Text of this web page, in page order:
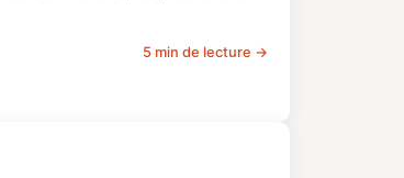
5 min de lecture →